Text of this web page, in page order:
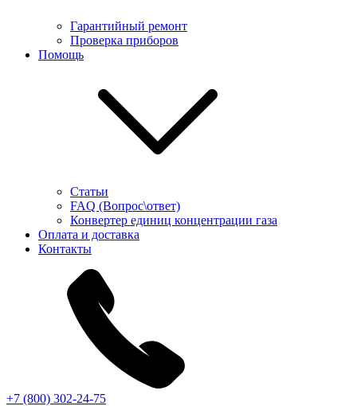
Гарантийный ремонт
Проверка приборов
Помощь
Статьи
FAQ (Вопрос\ответ)
Конвертер единиц концентрации газа
Оплата и доставка
Контакты
+7 (800) 302-24-75